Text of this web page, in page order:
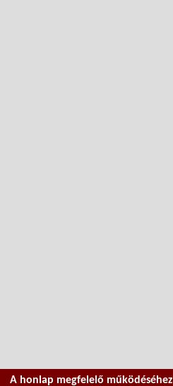
A honlap megfelelő